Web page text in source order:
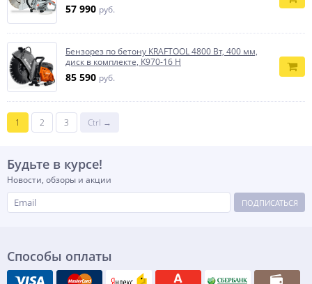
57 990 руб.
Бензорез по бетону KRAFTOOL 4800 Вт, 400 мм,
диск в комплекте, K970-16 H
85 590 руб.
1 2 3 Ctrl →
Будьте в курсе!
Новости, обзоры и акции
ПОДПИСАТЬСЯ
Способы оплаты